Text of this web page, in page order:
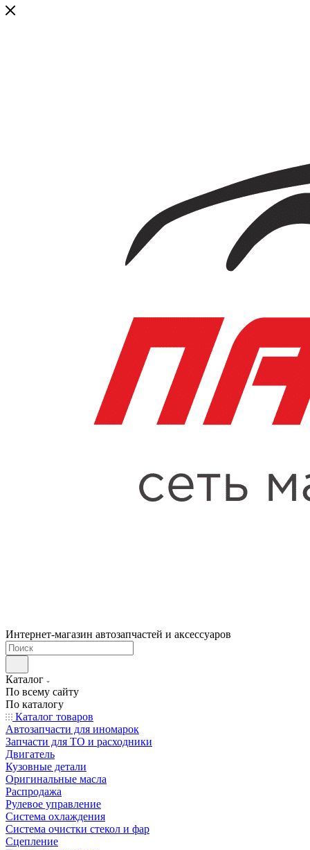
Интернет-магазин автозапчастей и аксессуаров
Каталог
По всему сайту
По каталогу
Каталог товаров
Автозапчасти для иномарок
Запчасти для ТО и расходники
Двигатель
Кузовные детали
Оригинальные масла
Распродажа
Рулевое управление
Система охлаждения
Система очистки стекол и фар
Сцепление